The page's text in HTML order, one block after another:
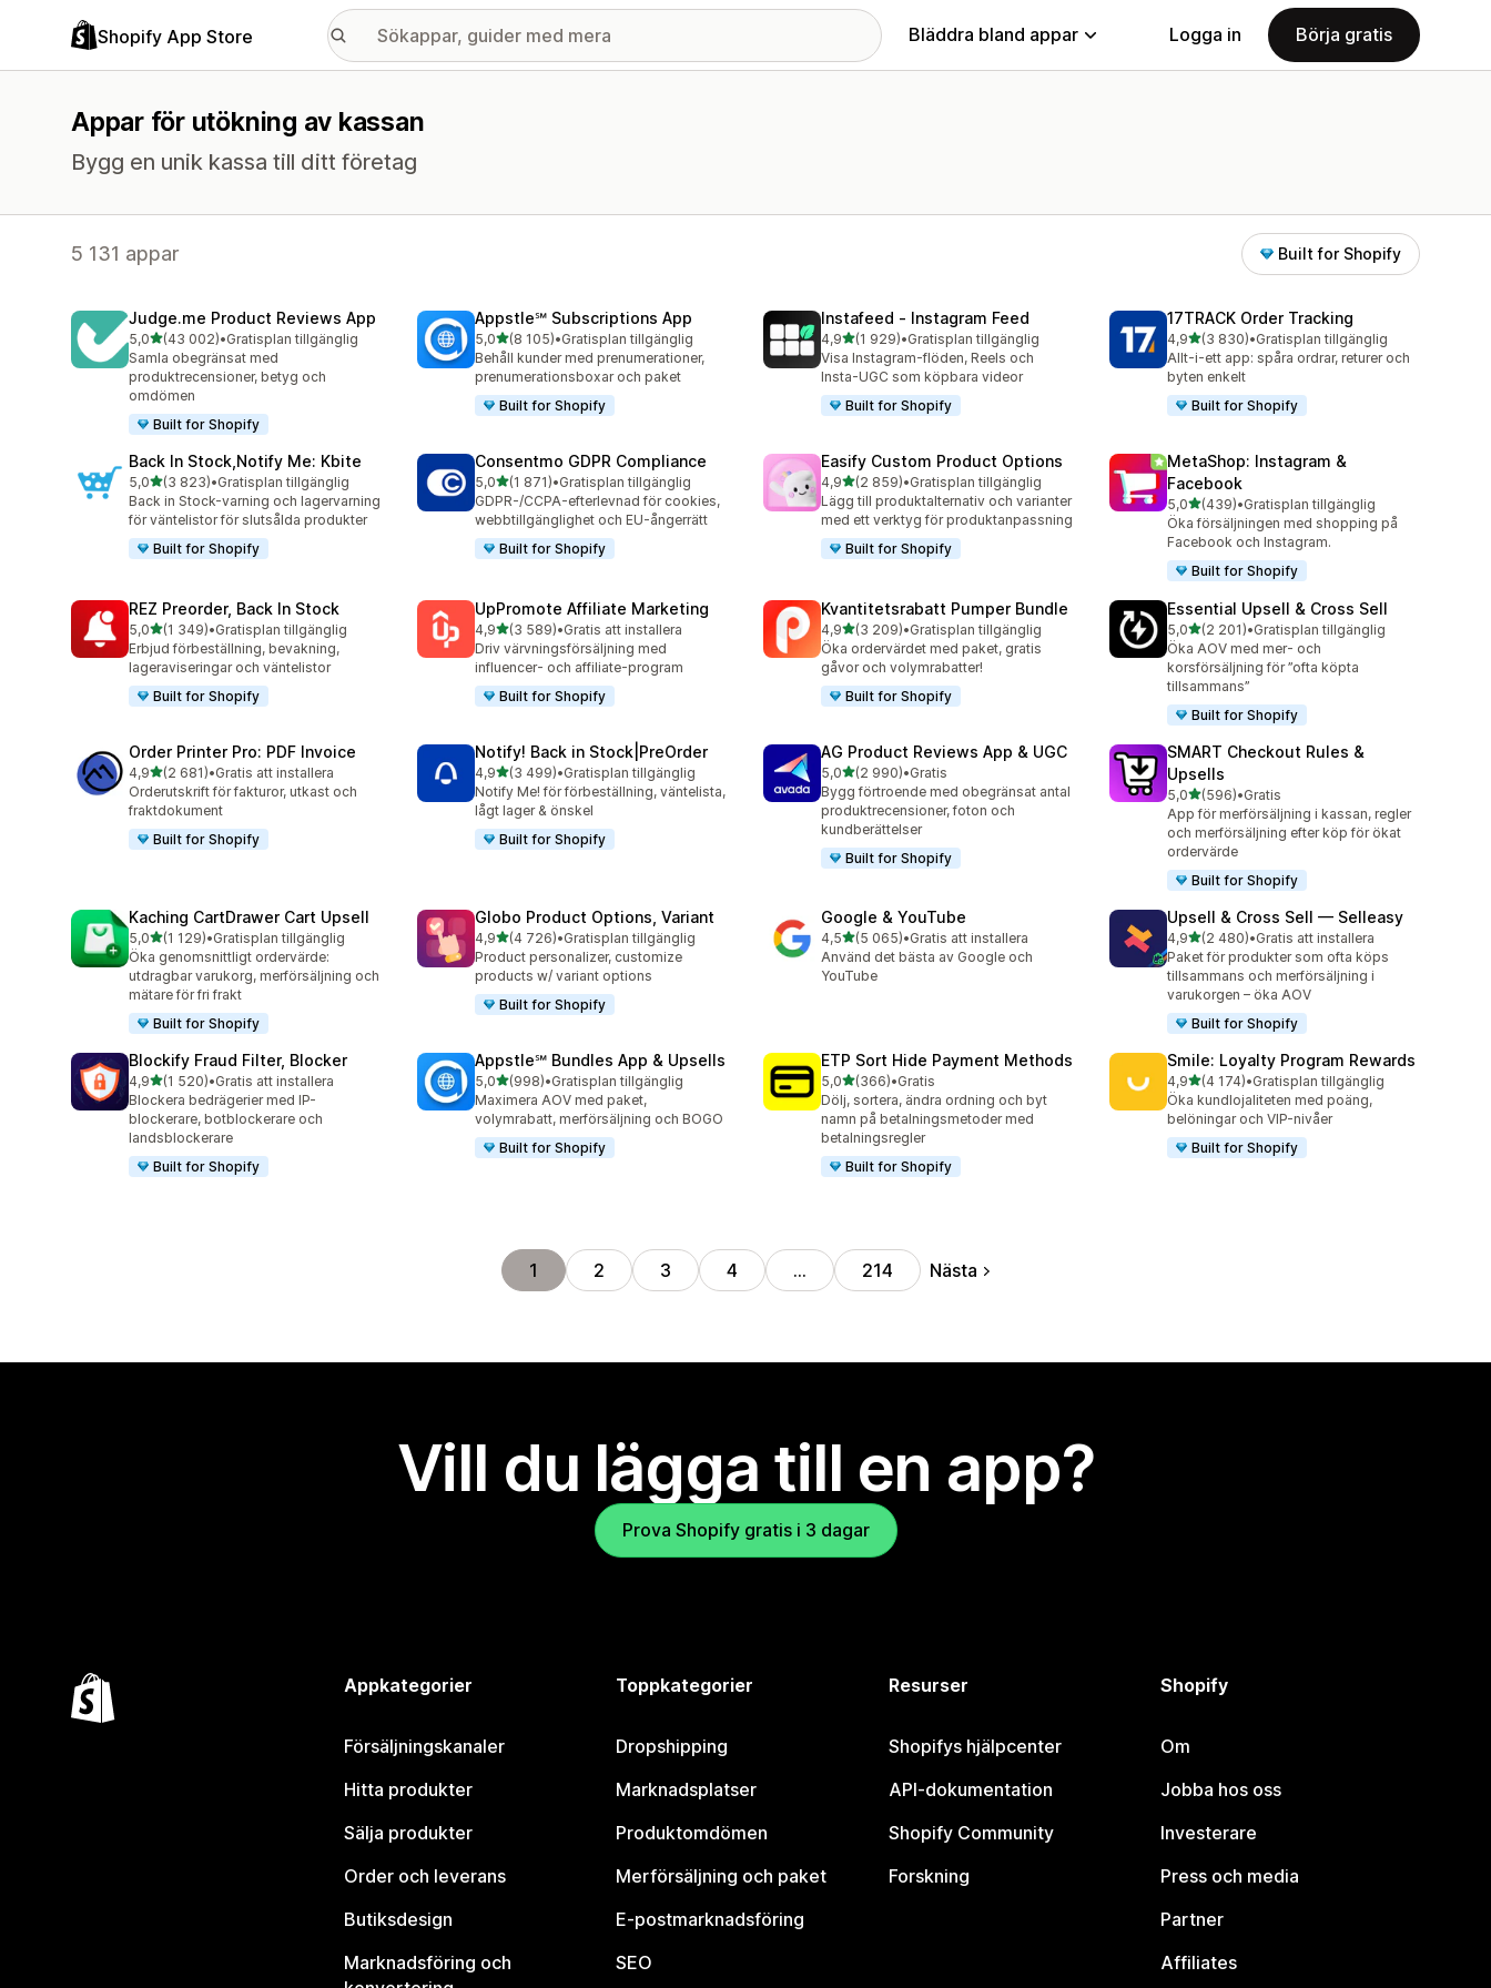
Shopify App Store Bläddra bland appar Logga in Börja gratis
Appar för utökning av kassan
Bygg en unik kassa till ditt företag
5 131 appar Built for Shopify
Judge.me Product Reviews App
5,0av 5 stjärnor
(43 002)
43002 recensioner totalt
•Gratisplan tillgänglig
Samla obegränsat med
produktrecensioner, betyg och
omdömen
Built for Shopify
Appstle℠ Subscriptions App
5,0av 5 stjärnor
(8 105)
8105 recensioner totalt
•Gratisplan tillgänglig
Behåll kunder med prenumerationer,
prenumerationsboxar och paket
Built for Shopify
Instafeed ‑ Instagram Feed
4,9av 5 stjärnor
(1 929)
1929 recensioner totalt
•Gratisplan tillgänglig
Visa Instagram-flöden, Reels och
Insta-UGC som köpbara videor
Built for Shopify
17TRACK Order Tracking
4,9av 5 stjärnor
(3 830)
3830 recensioner totalt
•Gratisplan tillgänglig
Allt-i-ett app: spåra ordrar, returer och
byten enkelt
Built for Shopify
Back In Stock,Notify Me: Kbite
5,0av 5 stjärnor
(3 823)
3823 recensioner totalt
•Gratisplan tillgänglig
Back in Stock-varning och lagervarning
för väntelistor för slutsålda produkter
Built for Shopify
Consentmo GDPR Compliance
5,0av 5 stjärnor
(1 871)
1871 recensioner totalt
•Gratisplan tillgänglig
GDPR-/CCPA-efterlevnad för cookies,
webbtillgänglighet och EU-ångerrätt
Built for Shopify
Easify Custom Product Options
4,9av 5 stjärnor
(2 859)
2859 recensioner totalt
•Gratisplan tillgänglig
Lägg till produktalternativ och varianter
med ett verktyg för produktanpassning
Built for Shopify
MetaShop: Instagram &
Facebook
5,0av 5 stjärnor
(439)
439 recensioner totalt
•Gratisplan tillgänglig
Öka försäljningen med shopping på
Facebook och Instagram.
Built for Shopify
REZ Preorder, Back In Stock
5,0av 5 stjärnor
(1 349)
1349 recensioner totalt
•Gratisplan tillgänglig
Erbjud förbeställning, bevakning,
lageraviseringar och väntelistor
Built for Shopify
UpPromote Affiliate Marketing
4,9av 5 stjärnor
(3 589)
3589 recensioner totalt
•Gratis att installera
Driv värvningsförsäljning med
influencer- och affiliate-program
Built for Shopify
Kvantitetsrabatt Pumper Bundle
4,9av 5 stjärnor
(3 209)
3209 recensioner totalt
•Gratisplan tillgänglig
Öka ordervärdet med paket, gratis
gåvor och volymrabatter!
Built for Shopify
Essential Upsell & Cross Sell
5,0av 5 stjärnor
(2 201)
2201 recensioner totalt
•Gratisplan tillgänglig
Öka AOV med mer- och
korsförsäljning för ”ofta köpta
tillsammans”
Built for Shopify
Order Printer Pro: PDF Invoice
4,9av 5 stjärnor
(2 681)
2681 recensioner totalt
•Gratis att installera
Orderutskrift för fakturor, utkast och
fraktdokument
Built for Shopify
Notify! Back in Stock|PreOrder
4,9av 5 stjärnor
(3 499)
3499 recensioner totalt
•Gratisplan tillgänglig
Notify Me! för förbeställning, väntelista,
lågt lager & önskel
Built for Shopify
AG Product Reviews App & UGC
5,0av 5 stjärnor
(2 990)
2990 recensioner totalt
•Gratis
Bygg förtroende med obegränsat antal
produktrecensioner, foton och
kundberättelser
Built for Shopify
SMART Checkout Rules &
Upsells
5,0av 5 stjärnor
(596)
596 recensioner totalt
•Gratis
App för merförsäljning i kassan, regler
och merförsäljning efter köp för ökat
ordervärde
Built for Shopify
Kaching CartDrawer Cart Upsell
5,0av 5 stjärnor
(1 129)
1129 recensioner totalt
•Gratisplan tillgänglig
Öka genomsnittligt ordervärde:
utdragbar varukorg, merförsäljning och
mätare för fri frakt
Built for Shopify
Globo Product Options, Variant
4,9av 5 stjärnor
(4 726)
4726 recensioner totalt
•Gratisplan tillgänglig
Product personalizer, customize
products w/ variant options
Built for Shopify
Google & YouTube
4,5av 5 stjärnor
(5 065)
5065 recensioner totalt
•Gratis att installera
Använd det bästa av Google och
YouTube
Upsell & Cross Sell — Selleasy
4,9av 5 stjärnor
(2 480)
2480 recensioner totalt
•Gratis att installera
Paket för produkter som ofta köps
tillsammans och merförsäljning i
varukorgen – öka AOV
Built for Shopify
Blockify Fraud Filter, Blocker
4,9av 5 stjärnor
(1 520)
1520 recensioner totalt
•Gratis att installera
Blockera bedrägerier med IP-
blockerare, botblockerare och
landsblockerare
Built for Shopify
Appstle℠ Bundles App & Upsells
5,0av 5 stjärnor
(998)
998 recensioner totalt
•Gratisplan tillgänglig
Maximera AOV med paket,
volymrabatt, merförsäljning och BOGO
Built for Shopify
ETP Sort Hide Payment Methods
5,0av 5 stjärnor
(366)
366 recensioner totalt
•Gratis
Dölj, sortera, ändra ordning och byt
namn på betalningsmetoder med
betalningsregler
Built for Shopify
Smile: Loyalty Program Rewards
4,9av 5 stjärnor
(4 174)
4174 recensioner totalt
•Gratisplan tillgänglig
Öka kundlojaliteten med poäng,
belöningar och VIP-nivåer
Built for Shopify
1 2 3 4 … 214 Nästa
Vill du lägga till en app?
Prova Shopify gratis i 3 dagar
Appkategorier
Försäljningskanaler
Hitta produkter
Sälja produkter
Order och leverans
Butiksdesign
Marknadsföring och
Toppkategorier
Dropshipping
Marknadsplatser
Produktomdömen
Merförsäljning och paket
E-postmarknadsföring
SEO
Resurser
Shopifys hjälpcenter
API-dokumentation
Shopify Community
Forskning
Shopify
Om
Jobba hos oss
Investerare
Press och media
Partner
Affiliates